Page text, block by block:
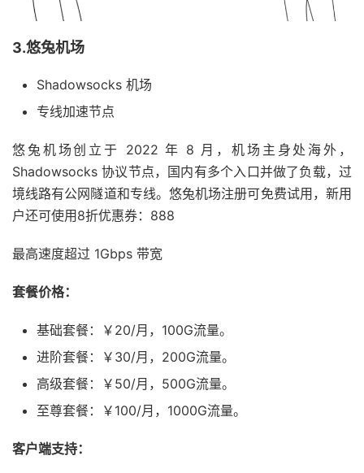
3.悠兔机场
Shadowsocks 机场
专线加速节点
悠兔机场创立于 2022 年 8 月，机场主身处海外，
Shadowsocks 协议节点，国内有多个入口并做了负载，过
境线路有公网隧道和专线。悠兔机场注册可免费试用，新用
户还可使用8折优惠券：888
最高速度超过 1Gbps 带宽
套餐价格：
基础套餐：￥20/月，100G流量。
进阶套餐：￥30/月，200G流量。
高级套餐：￥50/月，500G流量。
至尊套餐：￥100/月，1000G流量。
客户端支持：